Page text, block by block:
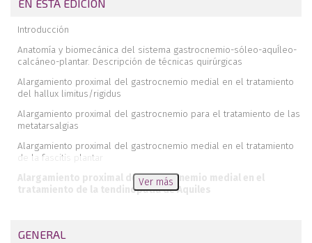
EN ESTA EDICIÓN
Introducción
Anatomía y biomecánica del sistema gastrocnemio-sóleo-aquÍleo-
calcáneo-plantar. Descripción de técnicas quirúrgicas
Alargamiento proximal del gastrocnemio medial en el tratamiento
del hallux limitus/rigidus
Alargamiento proximal del gastrocnemio para el tratamiento de las
metatarsalgias
Alargamiento proximal del gastrocnemio medial en el tratamiento
de la fascitis plantar
Alargamiento proximal del gastrocnemio medial en el
tratamiento de la tendinopatía de Aquiles
Ver más
GENERAL